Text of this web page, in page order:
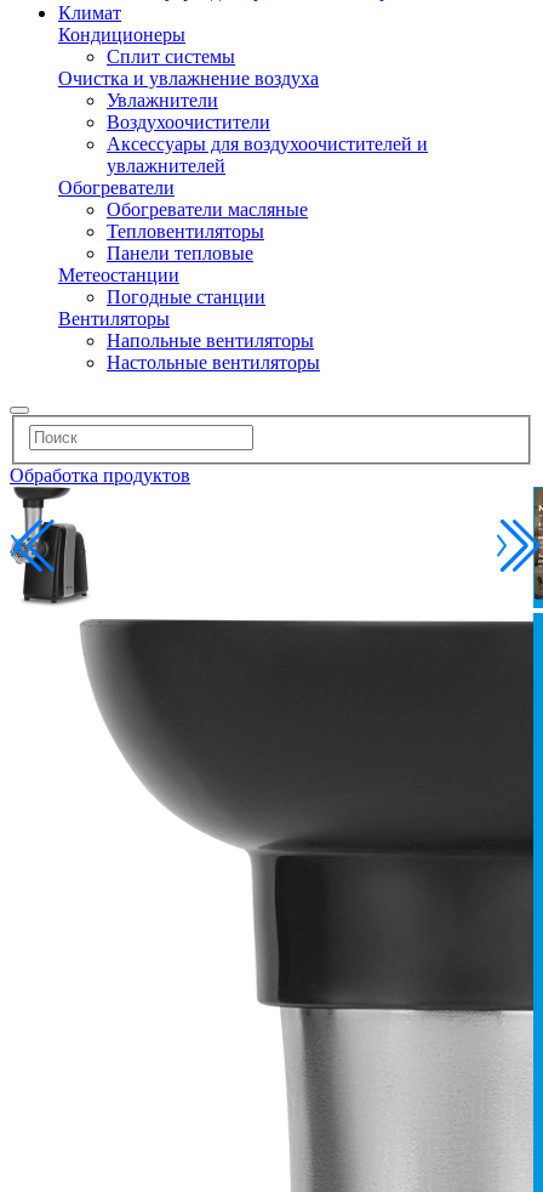
Климат
Кондиционеры
Сплит системы
Очистка и увлажнение воздуха
Увлажнители
Воздухоочистители
Аксессуары для воздухоочистителей и
увлажнителей
Обогреватели
Обогреватели масляные
Тепловентиляторы
Панели тепловые
Метеостанции
Погодные станции
Вентиляторы
Напольные вентиляторы
Настольные вентиляторы
Обработка продуктов